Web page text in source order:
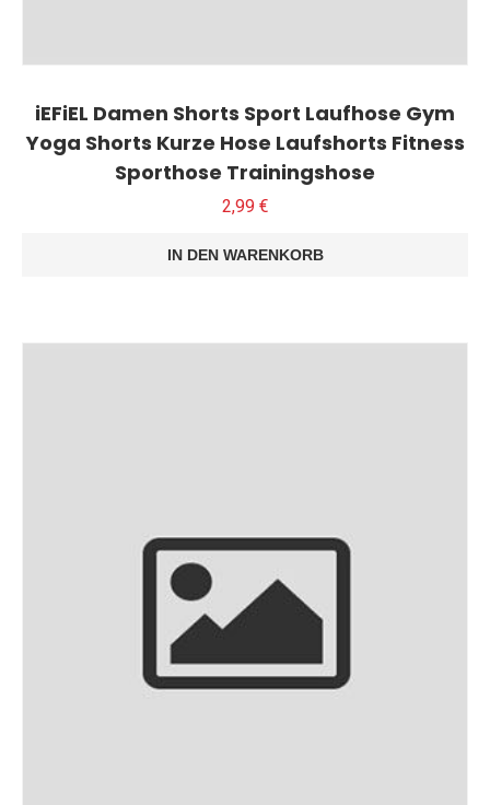
iEFiEL Damen Shorts Sport Laufhose Gym
Yoga Shorts Kurze Hose Laufshorts Fitness
Sporthose Trainingshose
2,99 €
IN DEN WARENKORB